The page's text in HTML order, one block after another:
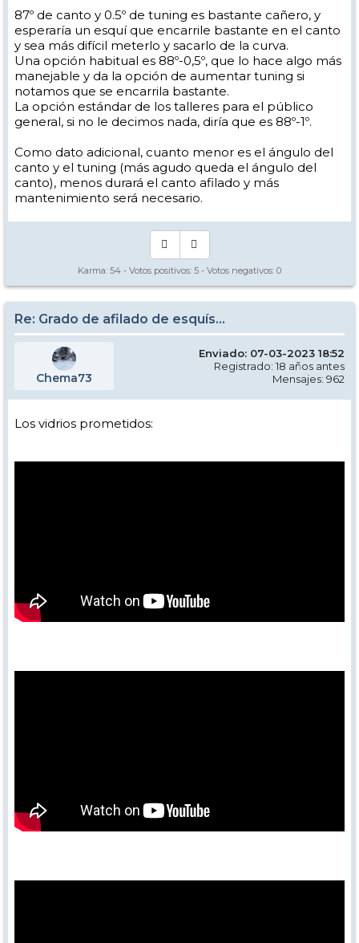
87º de canto y 0.5º de tuning es bastante cañero, y
esperaría un esquí que encarrile bastante en el canto
y sea más difícil meterlo y sacarlo de la curva.
Una opción habitual es 88º-0,5º, que lo hace algo más
manejable y da la opción de aumentar tuning si
notamos que se encarrila bastante.
La opción estándar de los talleres para el público
general, si no le decimos nada, diría que es 88º-1º.
Como dato adicional, cuanto menor es el ángulo del
canto y el tuning (más agudo queda el ángulo del
canto), menos durará el canto afilado y más
mantenimiento será necesario.
Karma: 54 - Votos positivos: 5 - Votos negativos: 0
Re: Grado de afilado de esquís...
Chema73
Enviado: 07-03-2023 18:52
Registrado: 18 años antes
Mensajes: 962
Los vidrios prometidos: